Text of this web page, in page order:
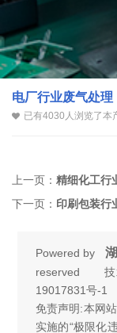
电厂行业废气处理
已有4030人浏览了本
上一页： 精细化工行
下一页： 印刷包装行
Powered by
reserved 技
19017831号-1
免责声明:本网
实施的“极限化